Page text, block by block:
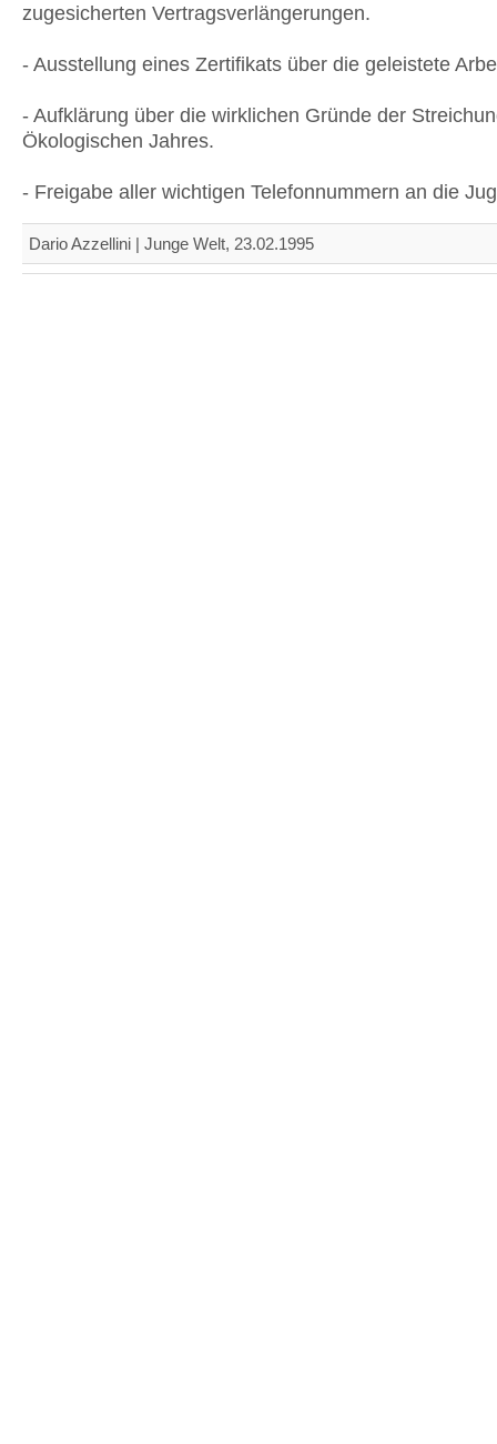
zugesicherten Vertragsverlängerungen.
- Ausstellung eines Zertifikats über die geleistete
- Aufklärung über die wirklichen Gründe der
Ökologischen Jahres.
- Freigabe aller wichtigen Telefonnummern an die
Dario Azzellini | Junge Welt, 23.02.1995